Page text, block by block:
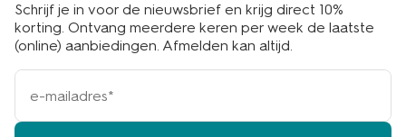
Schrijf je in voor de nieuwsbrief en krijg direct 10%
korting. Ontvang meerdere keren per week de laatste
(online) aanbiedingen. Afmelden kan altijd.
e-
mailadres